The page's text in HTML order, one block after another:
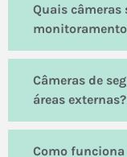
Quais câmeras
Câmeras de
áreas externas?
Como funciona